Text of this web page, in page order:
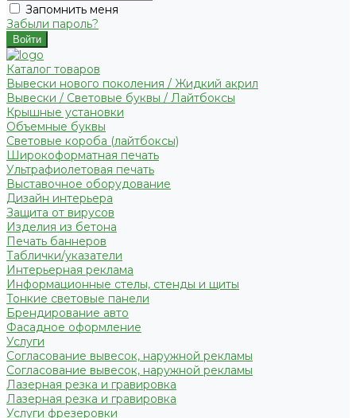
Запомнить меня
Забыли пароль?
Каталог товаров
Вывески нового поколения / Жидкий акрил
Вывески / Световые буквы / Лайтбоксы
Крышные установки
Объемные буквы
Световые короба (лайтбоксы)
Широкоформатная печать
Ультрафиолетовая печать
Выставочное оборудование
Дизайн интерьера
Защита от вирусов
Изделия из бетона
Печать баннеров
Таблички/указатели
Интерьерная реклама
Информационные стелы, стенды и щиты
Тонкие световые панели
Брендирование авто
Фасадное оформление
Услуги
Согласование вывесок, наружной рекламы
Согласование вывесок, наружной рекламы
Лазерная резка и гравировка
Лазерная резка и гравировка
Услуги фрезеровки